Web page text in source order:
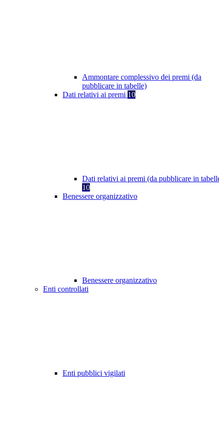
Ammontare complessivo dei premi (da
pubblicare in tabelle)
Dati relativi ai premi 10
Dati relativi ai premi (da pubblicare in
10
Benessere organizzativo
Benessere organizzativo
Enti controllati
Enti pubblici vigilati